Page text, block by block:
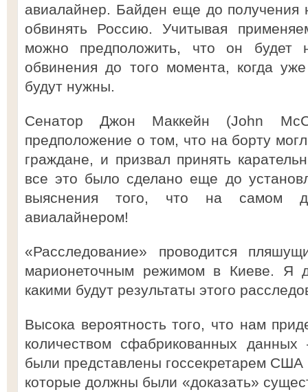
авиалайнер. Байден еще до получения
обвинять Россию. Учитывая
можно предположить, что он будет
обвинения до того момента, когда
будут нужны.
Сенатор Джон Маккейн (John
предположение о том, что на борту
граждане, и призвал принять
все это было сделано еще до
выяснения того, что на самом
авиалайнером!
«Расследование» проводится
марионеточным режимом в Киеве. Я
какими будут результаты этого
Высока вероятность того, что нам
количеством сфабрикованных
были представлены госсекретарем
которые должны были «доказать»